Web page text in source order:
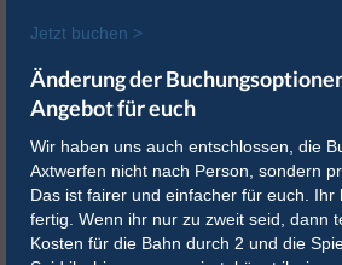
Jetzt buchen >
Änderung der
Angebot für euch
Wir haben uns auch entschlossen, die
Axtwerfen nicht nach Person, sondern
Das ist fairer und einfacher für euch. Ihr
fertig. Wenn ihr nur zu zweit seid, dann
Kosten für die Bahn durch 2 und die